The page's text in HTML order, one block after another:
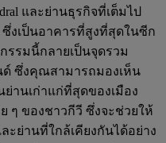
และย่านธุรกิจที่เต็มไป
ซึ่งเป็นอาคารที่สูงที่สุดในซีก
รรมนี้กลายเป็นจุดรวม
ซึ่งคุณสามารถมองเห็น
ย่านเก่าแก่ที่สุดของเมือง
ๆ ของชาวกีวี ซึ่งจะช่วยให้
ย่านที่ใกล้เคียงกันได้อย่าง